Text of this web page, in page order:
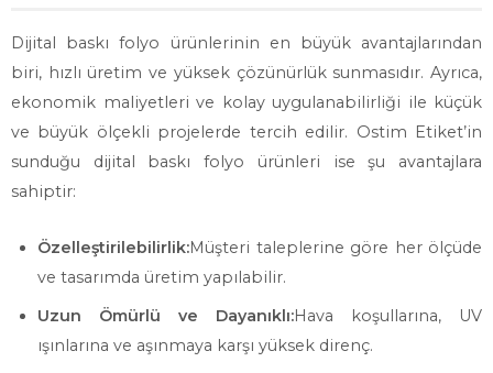
Dijital baskı folyo ürünlerinin en büyük avantajlarından
biri, hızlı üretim ve yüksek çözünürlük sunmasıdır. Ayrıca,
ekonomik maliyetleri ve kolay uygulanabilirliği ile küçük
ve büyük ölçekli projelerde tercih edilir. Ostim Etiket’in
sunduğu dijital baskı folyo ürünleri ise şu avantajlara
sahiptir:
Özelleştirilebilirlik:Müşteri taleplerine göre her ölçüde
ve tasarımda üretim yapılabilir.
Uzun Ömürlü ve Dayanıklı:Hava koşullarına, UV
ışınlarına ve aşınmaya karşı yüksek direnç.